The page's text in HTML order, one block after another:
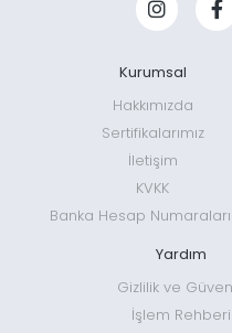
Kurumsal
Hakkımızda
Sertifikalarımız
İletişim
KVKK
Banka Hesap
Yardım
Gizlilik ve
İşlem Rehberi